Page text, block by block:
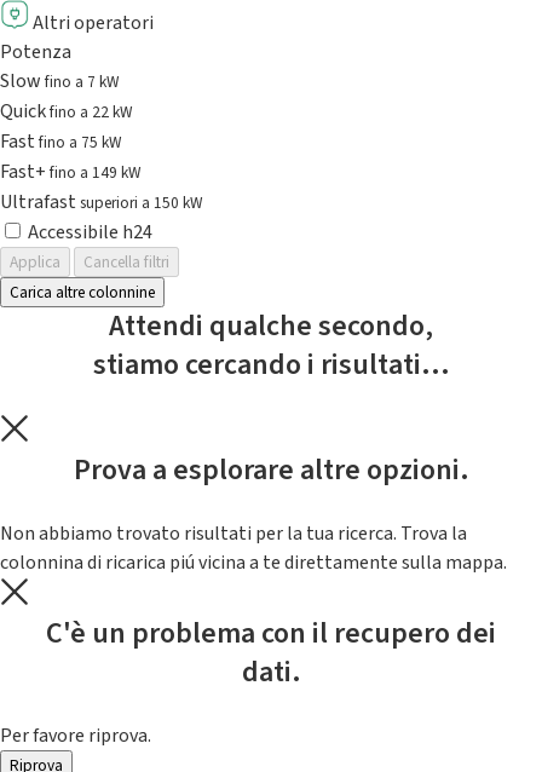
Altri operatori
Potenza
Slowfino a 7 kW
Quickfino a 22 kW
Fastfino a 75 kW
Fast+fino a 149 kW
Ultrafast superiori a 150 kW
Accessibile h24
Applica
Cancella filtri
Carica altre colonnine
Attendi qualche secondo,
stiamo cercando i risultati...
Prova a esplorare altre opzioni.
Non abbiamo trovato risultati per la tua ricerca. Trova la
colonnina di ricarica piú vicina a te direttamente sulla mappa.
C'è un problema con il recupero dei
dati.
Per favore riprova.
Riprova